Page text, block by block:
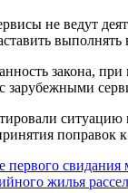
не ведут
выполнять
закона, при
ситуацию
поправок к
первого
жилья